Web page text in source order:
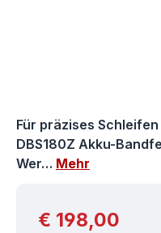
Für präzises
DBS180Z Akku-
Wer… Mehr
Regulärer Preis:
€ 198,00